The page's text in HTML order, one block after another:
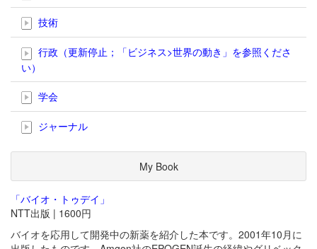
技術
行政（更新停止；「ビジネス>世界の動き」を参照くださ
い）
学会
ジャーナル
My Book
「バイオ・トゥデイ」
NTT出版 | 1600円
バイオを応用して開発中の新薬を紹介した本です。2001年10月に